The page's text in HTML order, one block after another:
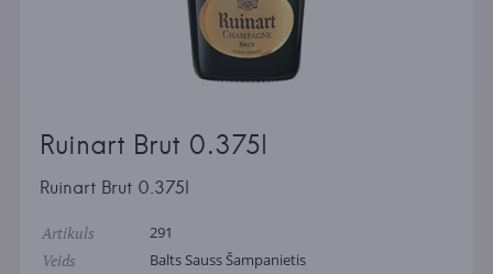
Ruinart Brut 0.375l
Ruinart Brut 0.375l
Artikuls 291
Veids Balts Sauss Šampanietis